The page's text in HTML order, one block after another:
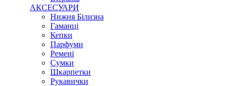
АКСЕСУАРИ
Нижня Білизна
Гаманці
Кепки
Парфуми
Ремені
Сумки
Шкарпетки
Рукавички